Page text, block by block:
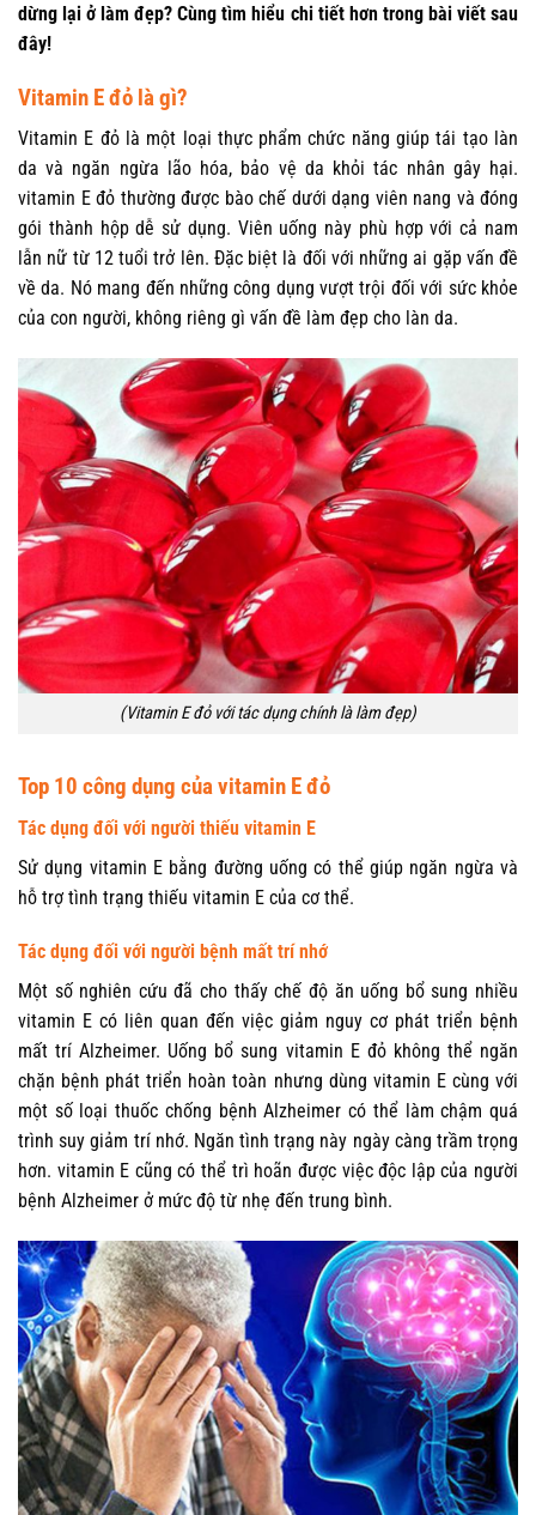
dừng lại ở làm đẹp? Cùng tìm hiểu chi tiết hơn trong bài viết sau
đây!
Vitamin E đỏ là gì?
Vitamin E đỏ là một loại thực phẩm chức năng giúp tái tạo làn
da và ngăn ngừa lão hóa, bảo vệ da khỏi tác nhân gây hại.
vitamin E đỏ thường được bào chế dưới dạng viên nang và đóng
gói thành hộp dễ sử dụng. Viên uống này phù hợp với cả nam
lẫn nữ từ 12 tuổi trở lên. Đặc biệt là đối với những ai gặp vấn đề
về da. Nó mang đến những công dụng vượt trội đối với sức khỏe
của con người, không riêng gì vấn đề làm đẹp cho làn da.
(Vitamin E đỏ với tác dụng chính là làm đẹp)
Top 10 công dụng của vitamin E đỏ
Tác dụng đối với người thiếu vitamin E
Sử dụng vitamin E bằng đường uống có thể giúp ngăn ngừa và
hỗ trợ tình trạng thiếu vitamin E của cơ thể.
Tác dụng đối với người bệnh mất trí nhớ
Một số nghiên cứu đã cho thấy chế độ ăn uống bổ sung nhiều
vitamin E có liên quan đến việc giảm nguy cơ phát triển bệnh
mất trí Alzheimer. Uống bổ sung vitamin E đỏ không thể ngăn
chặn bệnh phát triển hoàn toàn nhưng dùng vitamin E cùng với
một số loại thuốc chống bệnh Alzheimer có thể làm chậm quá
trình suy giảm trí nhớ. Ngăn tình trạng này ngày càng trầm trọng
hơn. vitamin E cũng có thể trì hoãn được việc độc lập của người
bệnh Alzheimer ở mức độ từ nhẹ đến trung bình.